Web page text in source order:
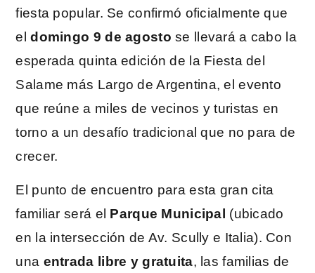
fiesta popular. Se confirmó oficialmente que
eldomingo 9 de agosto se llevará a cabo la
esperada quinta edición de la Fiesta del
Salame más Largo de Argentina, el evento
que reúne a miles de vecinos y turistas en
torno a un desafío tradicional que no para de
crecer.
El punto de encuentro para esta gran cita
familiar será el Parque Municipal (ubicado
en la intersección de Av. Scully e Italia). Con
una entrada libre y gratuita, las familias de